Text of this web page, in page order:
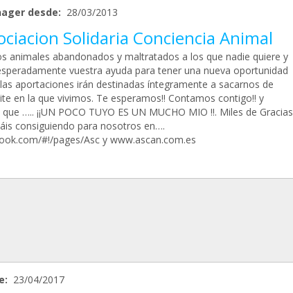
desde: 28/03/2013
Solidaria Conciencia Animal
animales abandonados y maltratados a los que nadie quiere y
vuestra ayuda para tener una nueva oportunidad
aportaciones irán destinadas íntegramente a sacarnos de
en la que vivimos. Te esperamos!! Contamos contigo!! y
….. ¡¡UN POCO TUYO ES UN MUCHO MIO !!. Miles de Gracias
consiguiendo para nosotros en….
#!/pages/Asc y www.ascan.com.es
23/04/2017